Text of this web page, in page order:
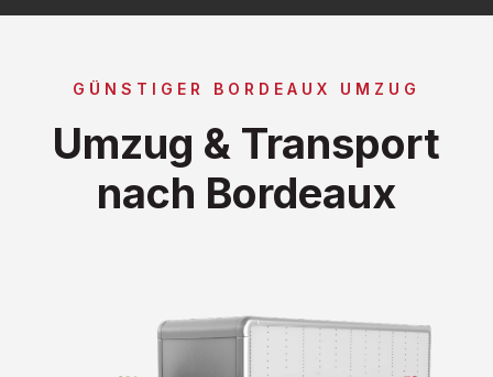
GÜNSTIGER BORDEAUX UMZUG
Umzug & Transport
nach Bordeaux